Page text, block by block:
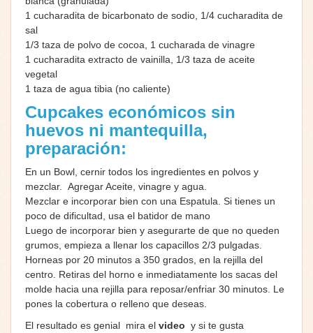
1 cucharadita de bicarbonato de sodio, 1/4 cucharadita de
sal
1/3 taza de polvo de cocoa, 1 cucharada de vinagre
1 cucharadita extracto de vainilla, 1/3 taza de aceite
vegetal
1 taza de agua tibia (no caliente)
Cupcakes económicos sin
huevos ni mantequilla,
preparación:
En un Bowl, cernir todos los ingredientes en polvos y
mezclar. Agregar Aceite, vinagre y agua.
Mezclar e incorporar bien con una Espatula. Si tienes un
poco de dificultad, usa el batidor de mano
Luego de incorporar bien y asegurarte de que no queden
grumos, empieza a llenar los capacillos 2/3 pulgadas.
Horneas por 20 minutos a 350 grados, en la rejilla del
centro. Retiras del horno e inmediatamente los sacas del
molde hacia una rejilla para reposar/enfriar 30 minutos. Le
pones la cobertura o relleno que deseas.
El resultado es genial mira el video y si te gusta